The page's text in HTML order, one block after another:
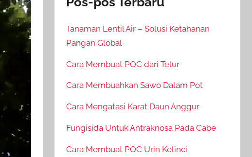
Tanaman Lentil Air – Solusi Ketahanan
Pangan Global
Cara Membuat POC dari Telur
Cara Membuahkan Sawo Dalam Pot
Cara Mengatasi Karat Daun Anggur
Fungisida Untuk Antraknosa Pada Cabe
Cara Membuat POC Urin Kelinci